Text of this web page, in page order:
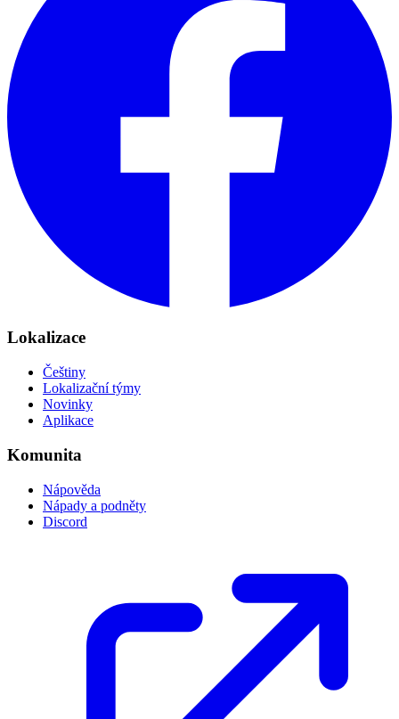
Lokalizace
Češtiny
Lokalizační týmy
Novinky
Aplikace
Komunita
Nápověda
Nápady a podněty
Discord